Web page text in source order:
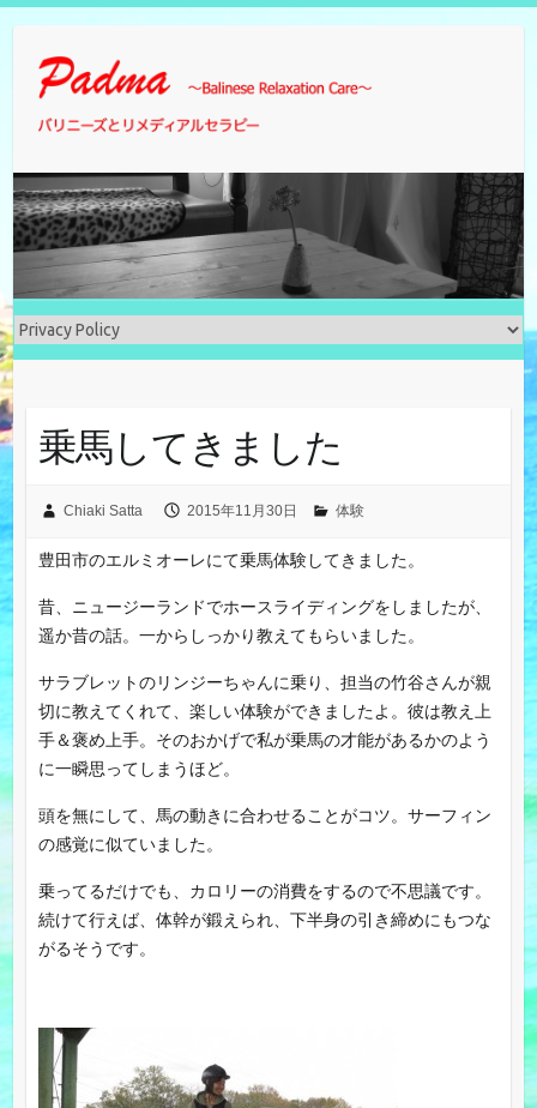
content
乗馬してきました
Chiaki Satta 2015年11月30日 体験
豊田市のエルミオーレにて乗馬体験してきました。
昔、ニュージーランドでホースライディングをしましたが、
遥か昔の話。一からしっかり教えてもらいました。
サラブレットのリンジーちゃんに乗り、担当の竹谷さんが親
切に教えてくれて、楽しい体験ができましたよ。彼は教え上
手＆褒め上手。そのおかげで私が乗馬の才能があるかのよう
に一瞬思ってしまうほど。
頭を無にして、馬の動きに合わせることがコツ。サーフィン
の感覚に似ていました。
乗ってるだけでも、カロリーの消費をするので不思議です。
続けて行えば、体幹が鍛えられ、下半身の引き締めにもつな
がるそうです。